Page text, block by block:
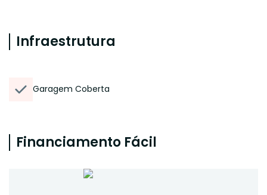
Infraestrutura
Garagem Coberta
Financiamento Fácil